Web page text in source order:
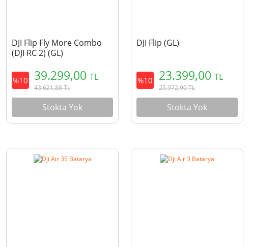
DJI Flip Fly More Combo
(DJI RC 2) (GL)
%10 39.299,00TL
43.621,88TL
Stokta Yok
DJI Flip (GL)
%10 23.399,00TL
25.972,90TL
Stokta Yok